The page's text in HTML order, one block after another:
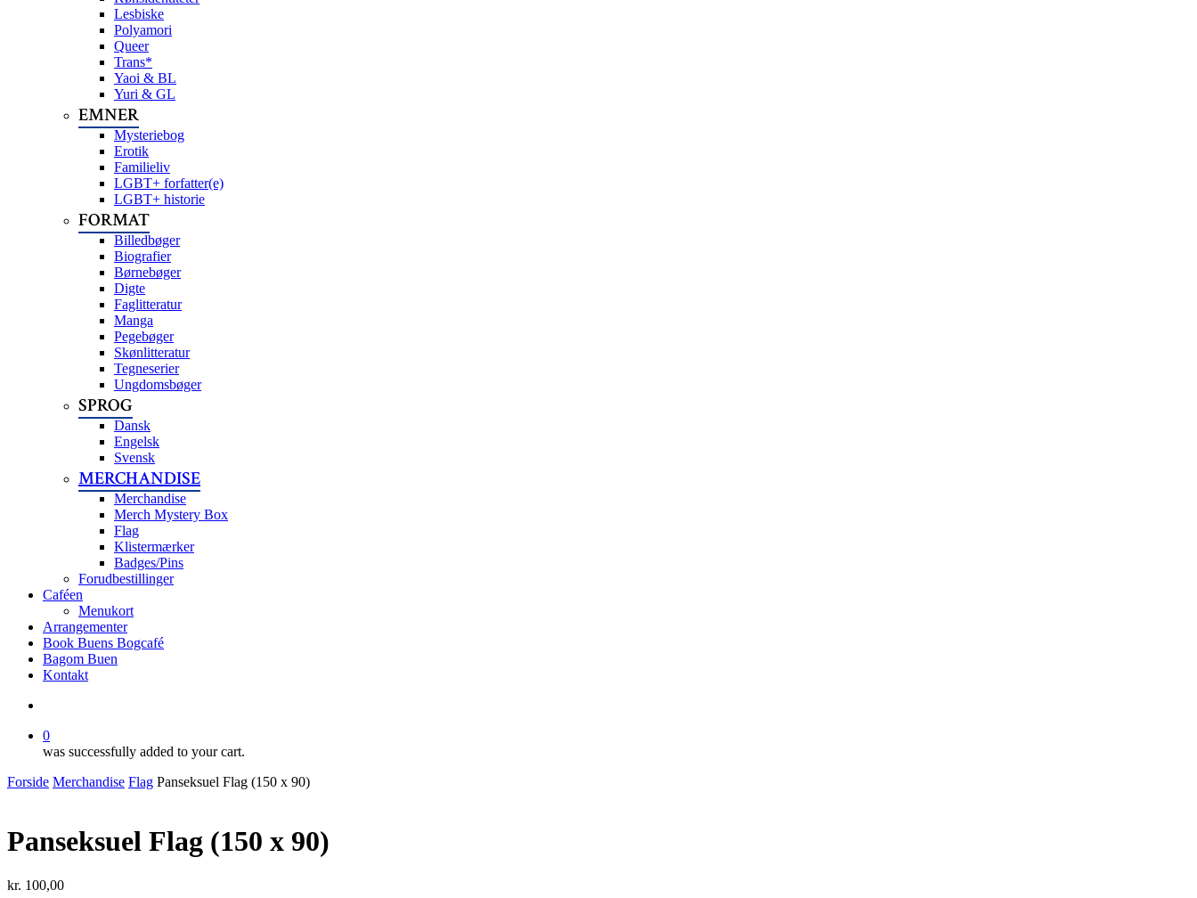
Lesbiske
Polyamori
Queer
Trans*
Yaoi & BL
Yuri & GL
EMNER
Mysteriebog
Erotik
Familieliv
LGBT+ forfatter(e)
LGBT+ historie
FORMAT
Billedbøger
Biografier
Børnebøger
Digte
Faglitteratur
Manga
Pegebøger
Skønlitteratur
Tegneserier
Ungdomsbøger
SPROG
Dansk
Engelsk
Svensk
MERCHANDISE
Merchandise
Merch Mystery Box
Flag
Klistermærker
Badges/Pins
Forudbestillinger
Caféen
Menukort
Arrangementer
Book Buens Bogcafé
Bagom Buen
Kontakt
0
was successfully added to your cart.
Forside Merchandise Flag Panseksuel Flag (150 x 90)
Panseksuel Flag (150 x 90)
kr. 100,00